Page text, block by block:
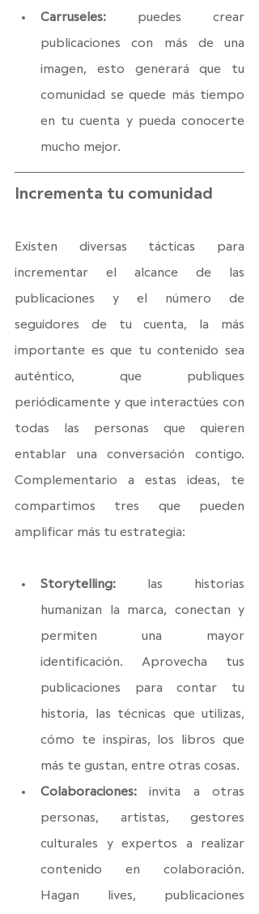
Carruseles: puedes crear
publicaciones con más de una
imagen, esto generará que tu
comunidad se quede más tiempo
en tu cuenta y pueda conocerte
mucho mejor.
Incrementa tu comunidad
Existen diversas tácticas para
incrementar el alcance de las
publicaciones y el número de
seguidores de tu cuenta, la más
importante es que tu contenido sea
auténtico, que publiques
periódicamente y que interactúes con
todas las personas que quieren
entablar una conversación contigo.
Complementario a estas ideas, te
compartimos tres que pueden
amplificar más tu estrategia:
Storytelling:
las historias
humanizan la marca, conectan y
permiten una mayor
identificación. Aprovecha tus
publicaciones para contar tu
historia, las técnicas que utilizas,
cómo te inspiras, los libros que
más te gustan, entre otras cosas.
Colaboraciones: invita a otras
personas, artistas, gestores
culturales y expertos a realizar
contenido en colaboración.
Hagan lives, publicaciones